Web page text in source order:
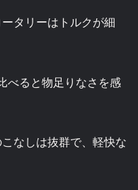
タリーはトルクが細
べると物足りなさを感
なしは抜群で、軽快な